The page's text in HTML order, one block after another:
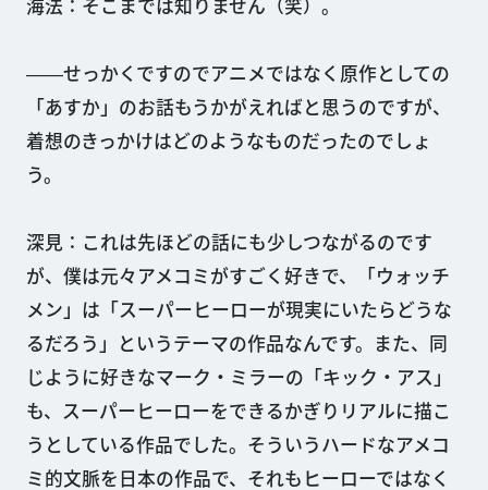
海法：そこまでは知りません（笑）。
――せっかくですのでアニメではなく原作としての
「あすか」のお話もうかがえればと思うのですが、
着想のきっかけはどのようなものだったのでしょ
う。
深見：これは先ほどの話にも少しつながるのです
が、僕は元々アメコミがすごく好きで、「ウォッチ
メン」は「スーパーヒーローが現実にいたらどうな
るだろう」というテーマの作品なんです。また、同
じように好きなマーク・ミラーの「キック・アス」
も、スーパーヒーローをできるかぎりリアルに描こ
うとしている作品でした。そういうハードなアメコ
ミ的文脈を日本の作品で、それもヒーローではなく